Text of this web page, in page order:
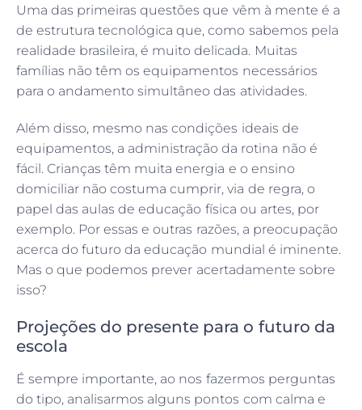
Uma das primeiras questões que vêm à mente é a
de estrutura tecnológica que, como sabemos pela
realidade brasileira, é muito delicada. Muitas
famílias não têm os equipamentos necessários
para o andamento simultâneo das atividades.
Além disso, mesmo nas condições ideais de
equipamentos, a administração da rotina não é
fácil. Crianças têm muita energia e o ensino
domiciliar não costuma cumprir, via de regra, o
papel das aulas de educação física ou artes, por
exemplo. Por essas e outras razões, a preocupação
acerca do futuro da educação mundial é iminente.
Mas o que podemos prever acertadamente sobre
isso?
Projeções do presente para o futuro da
escola
É sempre importante, ao nos fazermos perguntas
do tipo, analisarmos alguns pontos com calma e